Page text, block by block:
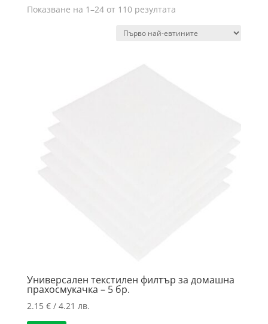
Показване на 1–24 от 110 резултатаSorted
price:
Универсален текстилен филтър за домашна
прахосмукачка – 5 бр.
2.15 €/ 4.21 лв.